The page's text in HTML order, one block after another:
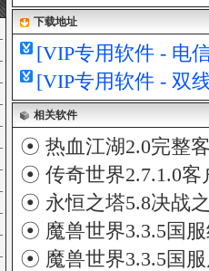
5905
5780
下载地址
[VIP专用软件 - 电
[VIP专用软件 - 双
相关软件
☉ 热血江湖2.0完整
☉ 传奇世界2.7.1.0客
☉ 永恒之塔5.8决战
☉ 魔兽世界3.3.5国
☉ 魔兽世界3.3.5国